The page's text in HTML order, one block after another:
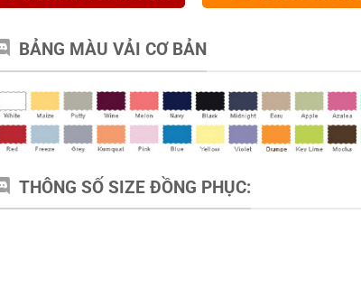
BẢNG MÀU VẢI CƠ BẢN
THÔNG SỐ SIZE ĐỒNG PHỤC: